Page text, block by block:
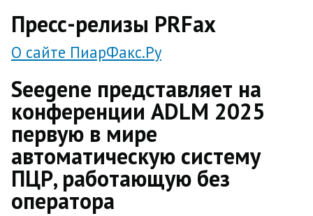
Пресс-релизы PRFax
О сайте ПиарФакс.Ру
Seegene представляет на
конференции ADLM 2025
первую в мире
автоматическую систему
ПЦР, работающую без
оператора